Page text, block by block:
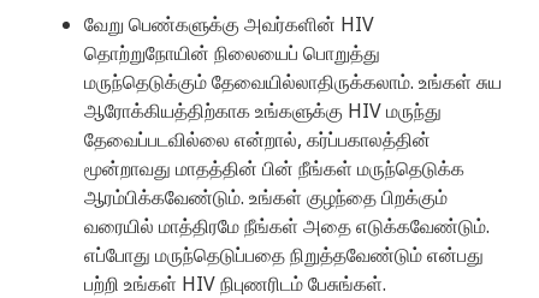
வேறு பெண்களுக்கு அவர்களின் HIV
தொற்றுநோயின் நிலையைப் பொறுத்து
மருந்தெடுக்கும் தேவையில்லாதிருக்கலாம். உங்கள் சுய
ஆரோக்கியத்திற்காக உங்களுக்கு HIV மருந்து
தேவைப்படவில்லை என்றால், கர்ப்பகாலத்தின்
மூன்றாவது மாதத்தின் பின் நீங்கள் மருந்தெடுக்க
ஆரம்பிக்கவேண்டும். உங்கள் குழந்தை பிறக்கும்
வரையில் மாத்திரமே நீங்கள் அதை எடுக்கவேண்டும்.
எப்போது மருந்தெடுப்பதை நிறுத்தவேண்டும் என்பது
பற்றி உங்கள் HIV நிபுணரிடம் பேசுங்கள்.